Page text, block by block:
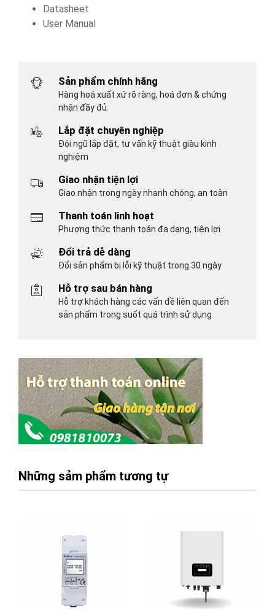
Datasheet
User Manual
Sản phẩm chính hãng
Hàng hoá xuất xứ rõ ràng, hoá đơn & chứng
nhận đầy đủ.
Lắp đặt chuyên nghiệp
Đội ngũ lắp đặt, tư vấn kỹ thuật giàu kinh
nghiệm
Giao nhận tiện lợi
Giao nhận trong ngày nhanh chóng, an toàn
Thanh toán linh hoạt
Phương thức thanh toán đa dạng, tiện lợi
Đổi trả dễ dàng
Đổi sản phẩm bị lỗi kỹ thuật trong 30 ngày
Hỗ trợ sau bán hàng
Hỗ trợ khách hàng các vấn đề liên quan đến
sản phẩm trong suốt quá trình sử dụng
Những sảm phẩm tương tự